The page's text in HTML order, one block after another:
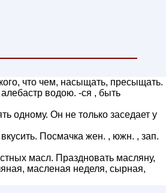
что чем, насыщать, пресыщать.
водою. -ся , быть
одному. Он не только заседает у
Посмачка жен. , южн. , зап.
масл. Праздновать масляну,
масленая неделя, сырная,